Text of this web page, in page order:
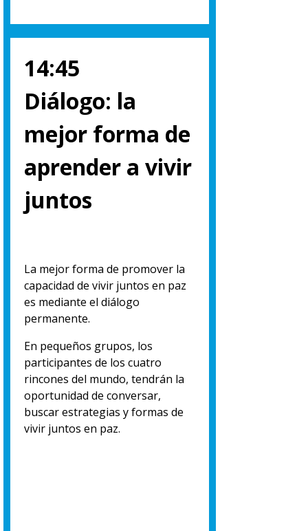
14:45
Diálogo: la
mejor forma de
aprender a vivir
juntos
La mejor forma de promover la
capacidad de vivir juntos en paz
es mediante el diálogo
permanente.
En pequeños grupos, los
participantes de los cuatro
rincones del mundo, tendrán la
oportunidad de conversar,
buscar estrategias y formas de
vivir juntos en paz.